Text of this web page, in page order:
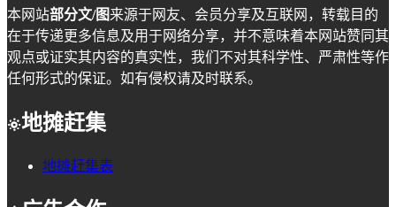
本网站部分文/图来源于网友、会员分享及互联网，转载目的
在于传递更多信息及用于网络分享，并不意味着本网站赞同其
观点或证实其内容的真实性，我们不对其科学性、严肃性等作
任何形式的保证。如有侵权请及时联系。
地摊赶集
地摊赶集表